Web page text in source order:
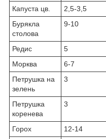
Капуста цв. 2,5-3,5
Бурякла
столова
9-10
Редис 5
Морква
6-7
Петрушка на
зелень
3
Петрушка
коренева
3
Горох 12-14